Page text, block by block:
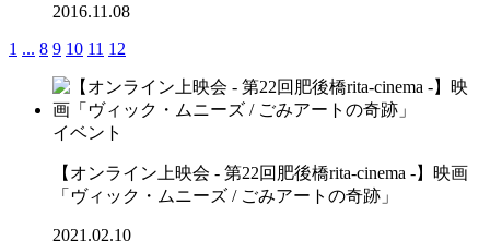
2016.11.08
1 ... 8 9 10 11 12
イベント
【オンライン上映会 - 第22回肥後橋rita-cinema -】映画
「ヴィック・ムニーズ / ごみアートの奇跡」
2021.02.10